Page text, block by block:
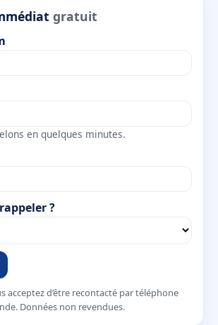
gratuit
en quelques minutes.
?
acceptez d’être recontacté par téléphone
Données non revendues.